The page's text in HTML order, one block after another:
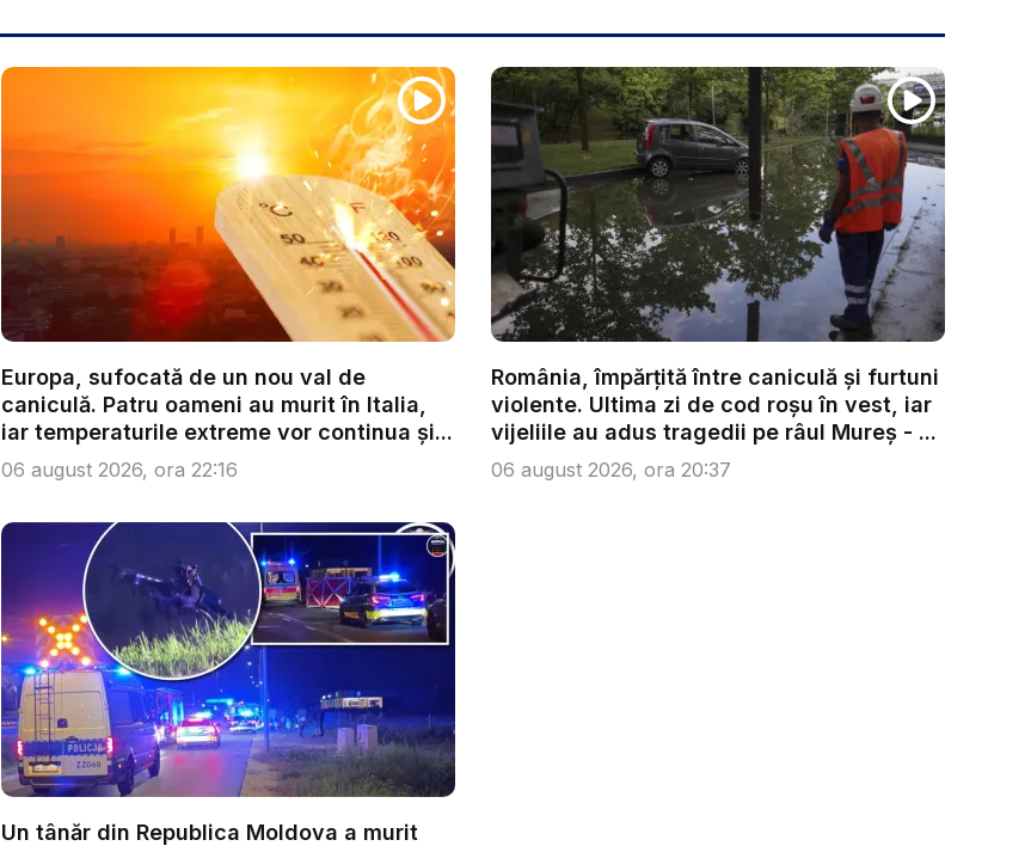
Europa, sufocată de un nou val de
caniculă. Patru oameni au murit în Italia,
iar temperaturile extreme vor continua și...
06 august 2026, ora 22:16
România, împărțită între caniculă și furtuni
violente. Ultima zi de cod roșu în vest, iar
vijeliile au adus tragedii pe râul Mureș - ...
06 august 2026, ora 20:37
Un tânăr din Republica Moldova a murit